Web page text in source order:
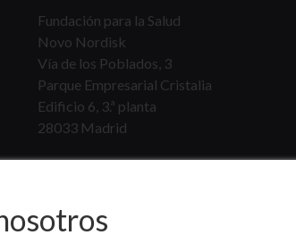
Fundación para la Salud
Novo Nordisk
Vía de los Poblados, 3
Parque Empresarial Cristalia
Edificio 6, 3.ª planta
28033 Madrid